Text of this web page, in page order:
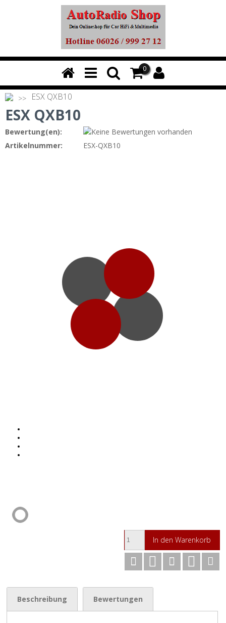
0
ESX QXB10
ESX QXB10
Bewertung(en):
Artikelnummer:
ESX-QXB10
In den Warenkorb
Beschreibung Bewertungen